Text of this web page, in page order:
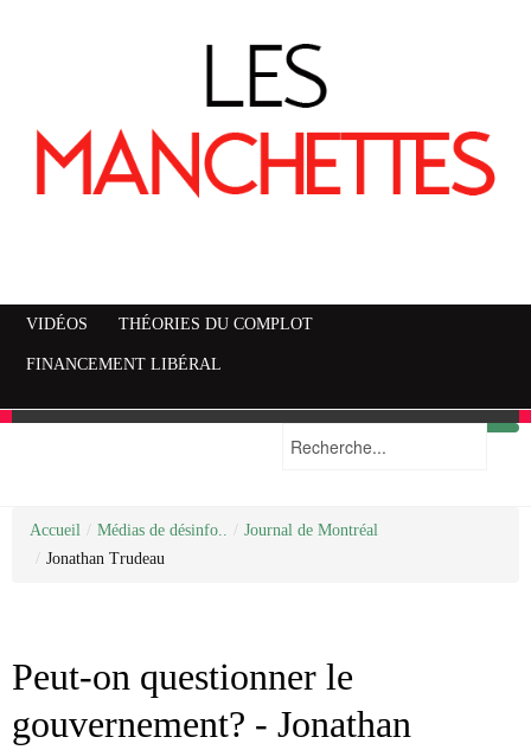
VIDÉOS THÉORIES DU COMPLOT
FINANCEMENT LIBÉRAL
Plan du site
Nous joindre
Mise en garde
Juridique
Recettes
Arnaque
Pharmaceutique
Médicaments
Categorie
Personnalité publique
Denise Bombardier
Elsie Lefebvre
Emmanuelle Latraverse
Accueil / Médias de désinfo.. / Journal de Montréal
/ Jonathan Trudeau
Peut-on questionner le
gouvernement? - Jonathan